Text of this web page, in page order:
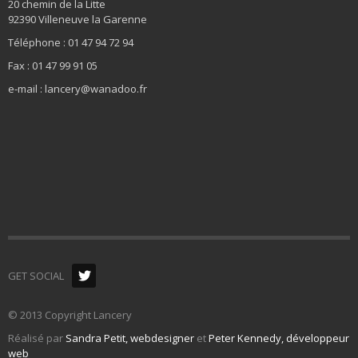
20 chemin de la Litte
92390 Villeneuve la Garenne
Téléphone : 01 47 94 72 94
Fax : 01 47 99 91 05
e-mail : lancery@wanadoo.fr
GET SOCIAL
© 2013 Copyright Lancery
Réalisé par Sandra Petit, webdesigner etPeter Kennedy, développeur
web